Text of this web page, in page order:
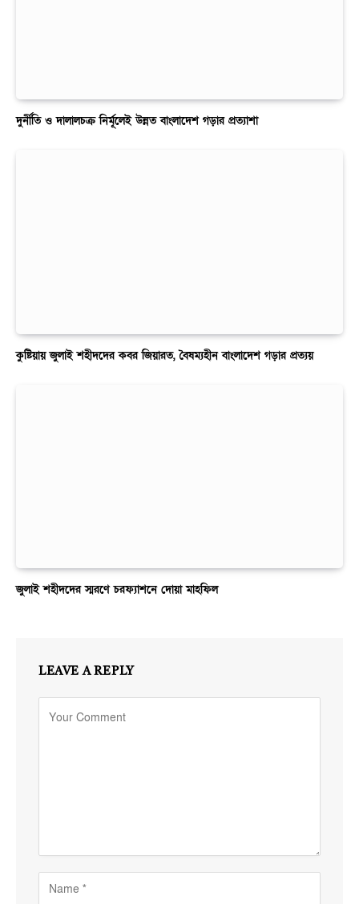
দুর্নীতি ও দালালচক্র নির্মূলেই উন্নত বাংলাদেশ গড়ার প্রত্যাশা
কুষ্টিয়ায় জুলাই শহীদদের কবর জিয়ারত, বৈষম্যহীন বাংলাদেশ গড়ার প্রত্যয়
জুলাই শহীদদের স্মরণে চরফ্যাশনে দোয়া মাহফিল
LEAVE A REPLY